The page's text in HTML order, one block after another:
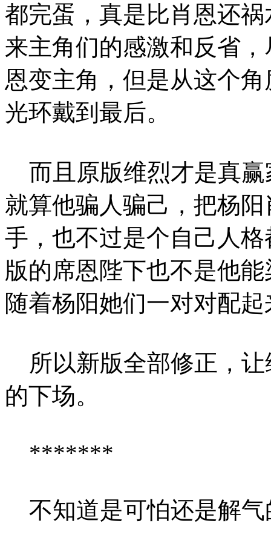
都完蛋，真是比肖恩还
来主角们的感激和反省
恩变主角，但是从这个
光环戴到最后。
而且原版维烈才是真赢
就算他骗人骗己，把杨
手，也不过是个自己人
版的席恩陛下也不是他
随着杨阳她们一对对配
所以新版全部修正，让
的下场。
*******
不知道是可怕还是解